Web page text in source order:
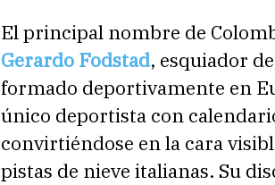
El principal nombre de
Gerardo Fodstad, esquiador
formado deportivamente en
único deportista con
convirtiéndose en la cara
pistas de nieve italianas. Su